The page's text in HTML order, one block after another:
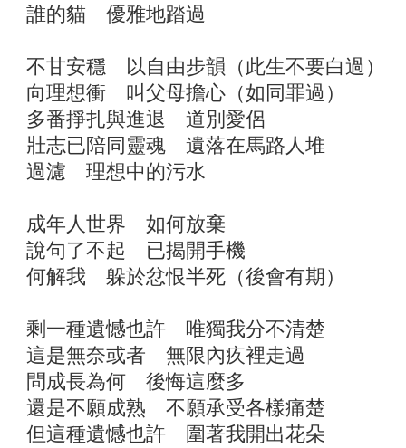
誰的貓 優雅地踏過
不甘安穩 以自由步韻（此生不要白過）
向理想衝 叫父母擔心（如同罪過）
多番掙扎與進退 道別愛侶
壯志已陪同靈魂 遺落在馬路人堆
過濾 理想中的污水
成年人世界 如何放棄
說句了不起 已揭開手機
何解我 躲於忿恨半死（後會有期）
剩一種遺憾也許 唯獨我分不清楚
這是無奈或者 無限內疚裡走過
問成長為何 後悔這麼多
還是不願成熟 不願承受各樣痛楚
但這種遺憾也許 圍著我開出花朵